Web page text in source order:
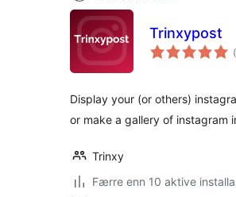
Trinxypost
Display your (or others)
or make a gallery of instagram
Trinxy
Færre enn 10 aktive